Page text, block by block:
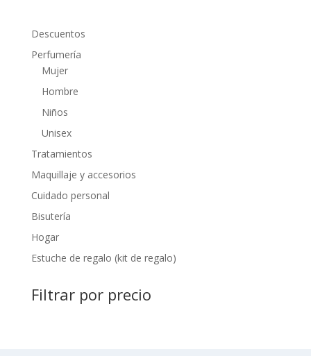
Descuentos
Perfumería
Mujer
Hombre
Niños
Unisex
Tratamientos
Maquillaje y accesorios
Cuidado personal
Bisutería
Hogar
Estuche de regalo (kit de regalo)
Filtrar por precio